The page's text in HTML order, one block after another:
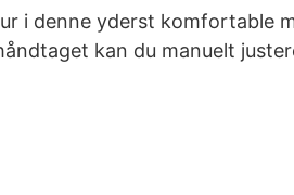
i denne yderst komfortable
kan du manuelt